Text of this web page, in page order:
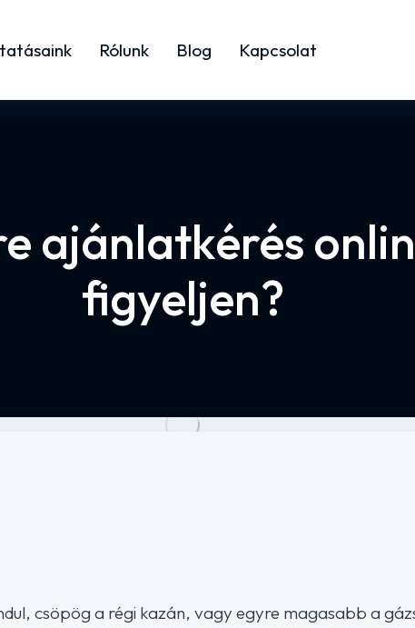
Rólunk Blog Kapcsolat
ajánlatkérés
figyeljen?
csöpög a régi kazán, vagy egyre magasabb a